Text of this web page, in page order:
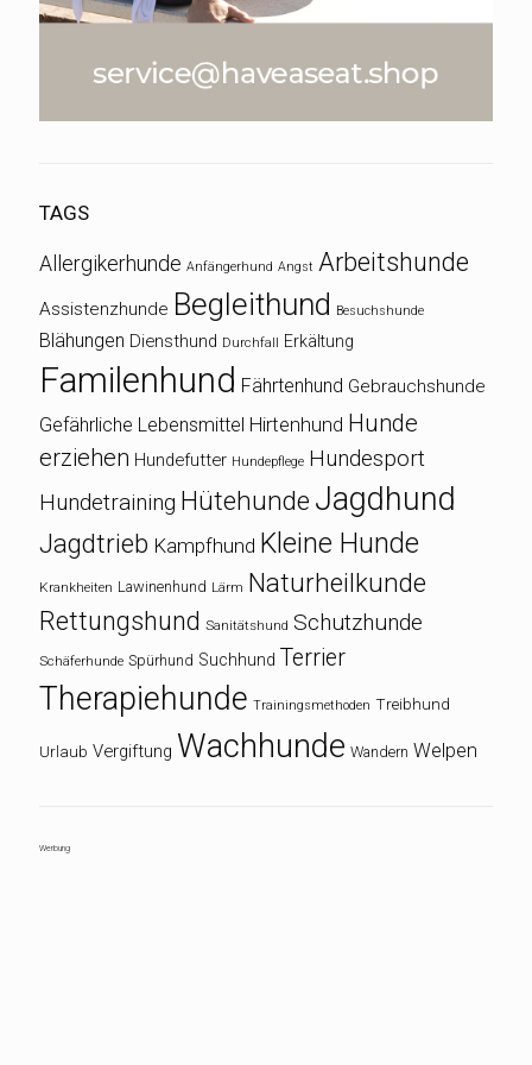
TAGS
Allergikerhunde Anfängerhund Angst Arbeitshunde
Assistenzhunde Begleithund Besuchshunde
Blähungen Diensthund Durchfall Erkältung
Familenhund Fährtenhund Gebrauchshunde
Gefährliche Lebensmittel Hirtenhund Hunde
erziehen Hundefutter Hundepflege Hundesport
Hundetraining Hütehunde Jagdhund
Jagdtrieb Kampfhund Kleine Hunde
Krankheiten Lawinenhund Lärm Naturheilkunde
Rettungshund Sanitätshund Schutzhunde
Schäferhunde Spürhund Suchhund Terrier
Therapiehunde Trainingsmethoden Treibhund
Urlaub Vergiftung Wachhunde Wandern Welpen
Werbung